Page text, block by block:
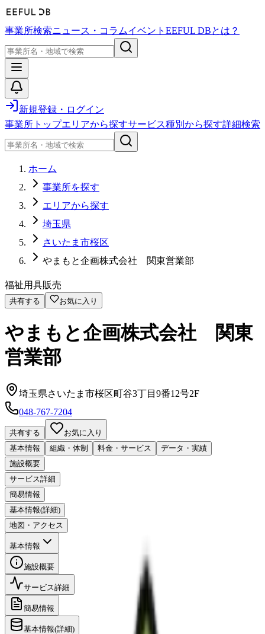
事業所検索ニュース・コラムイベント EEFUL DBとは？
新規登録・ログイン
事業所トップエリアから探すサービス種別から探す詳細検索
ホーム
事業所を探す
エリアから探す
埼玉県
さいたま市桜区
やまもと企画株式会社 関東営業部
福祉用具販売
共有する お気に入り
やまもと企画株式会社 関東
営業部
埼玉県さいたま市桜区町谷3丁目9番12号2F
048-767-7204
共有する
お気に入り
基本情報
組織・体制 料金・サービス
データ・実績
施設概要
サービス詳細
簡易情報
基本情報(詳細)
地図・アクセス
基本情報
施設概要
サービス詳細
簡易情報
基本情報(詳細)